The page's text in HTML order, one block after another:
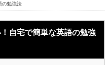
の勉強法
自宅で簡単な英語の勉強